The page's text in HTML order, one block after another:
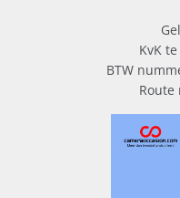
KvK
BTW
Route